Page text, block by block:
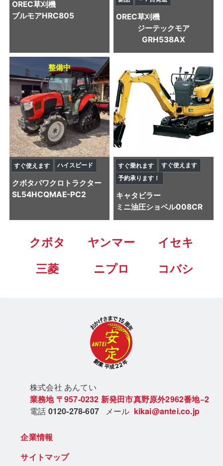
OREC草刈機
ブルモアHRC805
OREC草刈機
ジーテックモア
GRH538AX
整備中
すぐ使えます ハイスピード
クボタパワクロトラクター
SL54HCQMAE-PC2
すぐ乗れます
すぐ使えます
予約承ります！
キャタビラー
ミニ油圧ショベル008CR
クボタ ヤンマー
イセキ
三菱
ニプロ コバシ
株式会社 あんてい
業務地 〒957-0232 新発田市真野原外2962番地−2
電話 0120-278-607 メール kikai@antei.co.jp
企業情報
サイトマップ